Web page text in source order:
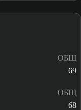
ОБЩ
69
ОБЩ
68